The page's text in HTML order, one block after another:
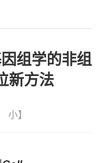
组学的非组
新方法
小】